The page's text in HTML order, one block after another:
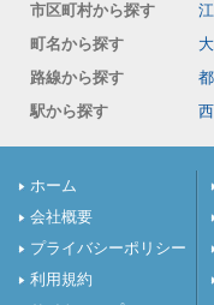
市区町村から探す
町名から探す
路線から探す
駅から探す
ホーム
会社概要
プライバシーポリシー
利用規約